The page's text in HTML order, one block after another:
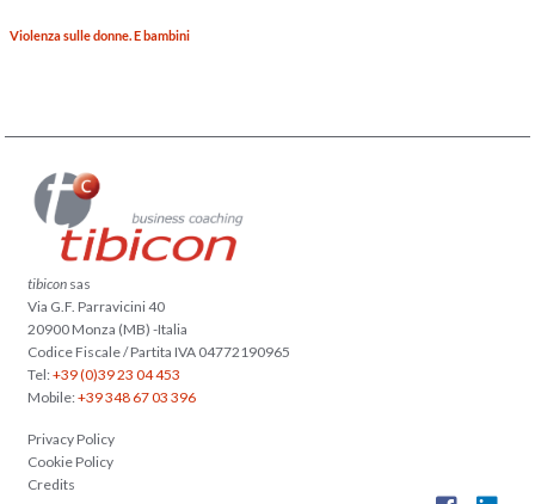
Violenza sulle donne. E bambini
tibicon sas
Via G.F. Parravicini 40
20900 Monza (MB) -Italia
Codice Fiscale / Partita IVA 04772190965
Tel:+39 (0)39 23 04 453
Mobile:+39 348 67 03 396
Privacy Policy
Cookie Policy
Credits